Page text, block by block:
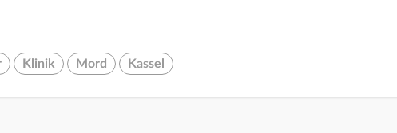
Klinik Mord Kassel